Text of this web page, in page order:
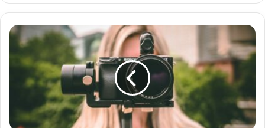
Movie-
Creator,
una
herramienta
sencilla
vídeos